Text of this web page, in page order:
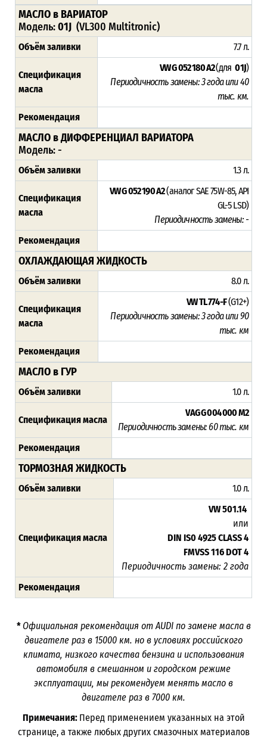
МАСЛО в ВАРИАТОР
Модель:01J (VL300 Multitronic)
Объём заливки 7.7 л.
Спецификация
масла
VW G 052 180 A2(для01J)
Периодичность замены: 3 года или 40
тыс. км.
Рекомендация
МАСЛО в ДИФФЕРЕНЦИАЛ ВАРИАТОРА
Модель: -
Объём заливки 1.3 л.
Спецификация
масла
VW G 052 190 A2(аналог SAE 75W-85, API
GL-5 LSD)
Периодичность замены: -
Рекомендация
ОХЛАЖДАЮЩАЯ ЖИДКОСТЬ
Объём заливки 8.0 л.
Спецификация
масла
VW TL 774-F(G12+)
Периодичность замены: 3 года или 90
тыс. км
Рекомендация
МАСЛО в ГУР
Объём заливки 1.0 л.
Спецификация масла
VAG G 004 000 M2
Периодичность замены:60 тыс. км
Рекомендация
ТОРМОЗНАЯ ЖИДКОСТЬ
Объём заливки 1.0 л.
Спецификация масла
VW 501.14
или
DIN IS0 4925 CLASS 4
FMVSS 116 DOT 4
Периодичность замены: 2 года
Рекомендация
*Официальная рекомендация отAUDI по замене масла в
двигателе раз в 15000 км. но в условиях российского
климата, низкого качества бензина и использования
автомобиля в смешанном и городском режиме
эксплуатации, мы рекомендуем менять масло в
двигателе раз в 7000 км.
Примечания: Перед применением указанных на этой
странице, а также любых других смазочных материалов